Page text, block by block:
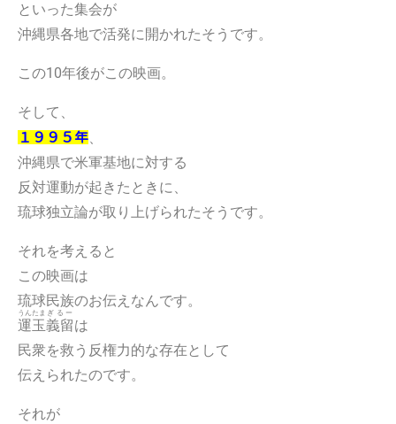
といった集会が
沖縄県各地で活発に開かれたそうです。
この10年後がこの映画。
そして、
１９９５年、
沖縄県で米軍基地に対する
反対運動が起きたときに、
琉球独立論が取り上げられたそうです。
それを考えると
この映画は
琉球民族のお伝えなんです。
運玉
うんたま
義留
ぎるー
は
民衆を救う反権力的な存在として
伝えられたのです。
それが